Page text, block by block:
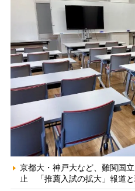
京都大・神戸大など、難関国
止 「推薦入試の拡大」報道